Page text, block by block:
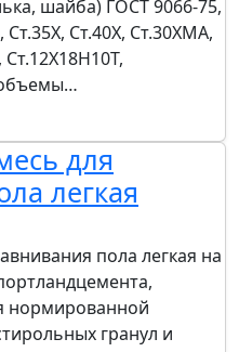
шайба) ГОСТ 9066-75,
Ст.40Х, Ст.30ХМА,
для
легкая
пола легкая на
нормированной
гранул и